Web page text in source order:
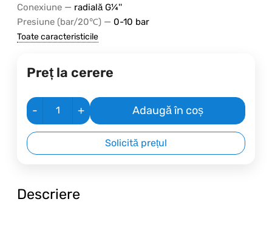
Conexiune — radială G¼''
Presiune (bar/20℃) — 0-10 bar
Toate caracteristicile
Preț la cerere
- + Adaugă în coș
Solicită prețul
Descriere